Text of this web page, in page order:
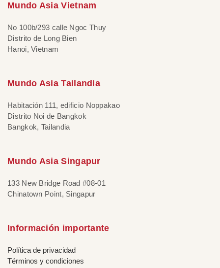
Mundo Asia Vietnam
No 100b/293 calle Ngoc Thuy
Distrito de Long Bien
Hanoi, Vietnam
Mundo Asia Tailandia
Habitación 111, edificio Noppakao
Distrito Noi de Bangkok
Bangkok, Tailandia
Mundo Asia Singapur
133 New Bridge Road #08-01
Chinatown Point, Singapur
Información importante
Política de privacidad
Términos y condiciones